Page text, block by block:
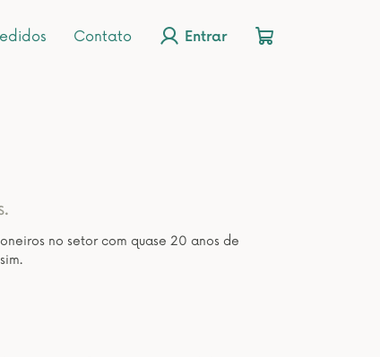
Contato Entrar
no setor com quase 20 anos de